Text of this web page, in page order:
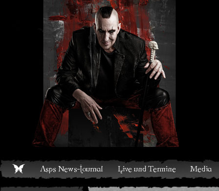
Live und Termine Media Shop Band Discografie